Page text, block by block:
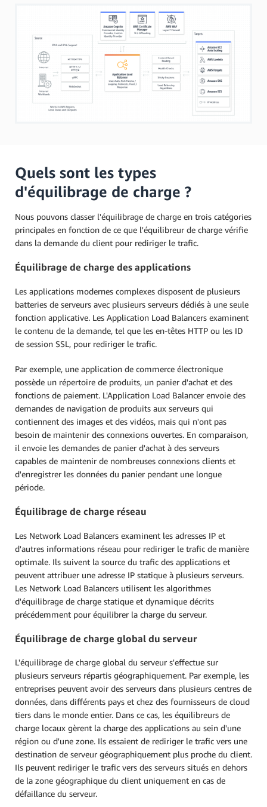
Quels sont les types
d'équilibrage de charge ?
Nous pouvons classer l'équilibrage de charge en trois catégories
principales en fonction de ce que l'équilibreur de charge vérifie
dans la demande du client pour rediriger le trafic.
Équilibrage de charge des applications
Les applications modernes complexes disposent de plusieurs
batteries de serveurs avec plusieurs serveurs dédiés à une seule
fonction applicative. Les Application Load Balancers examinent
le contenu de la demande, tel que les en-têtes HTTP ou les ID
de session SSL, pour rediriger le trafic.
Par exemple, une application de commerce électronique
possède un répertoire de produits, un panier d'achat et des
fonctions de paiement. L'Application Load Balancer envoie des
demandes de navigation de produits aux serveurs qui
contiennent des images et des vidéos, mais qui n'ont pas
besoin de maintenir des connexions ouvertes. En comparaison,
il envoie les demandes de panier d'achat à des serveurs
capables de maintenir de nombreuses connexions clients et
d'enregistrer les données du panier pendant une longue
période.
Équilibrage de charge réseau
Les Network Load Balancers examinent les adresses IP et
d'autres informations réseau pour rediriger le trafic de manière
optimale. Ils suivent la source du trafic des applications et
peuvent attribuer une adresse IP statique à plusieurs serveurs.
Les Network Load Balancers utilisent les algorithmes
d'équilibrage de charge statique et dynamique décrits
précédemment pour équilibrer la charge du serveur.
Équilibrage de charge global du serveur
L'équilibrage de charge global du serveur s'effectue sur
plusieurs serveurs répartis géographiquement. Par exemple, les
entreprises peuvent avoir des serveurs dans plusieurs centres de
données, dans différents pays et chez des fournisseurs de cloud
tiers dans le monde entier. Dans ce cas, les équilibreurs de
charge locaux gèrent la charge des applications au sein d'une
région ou d'une zone. Ils essaient de rediriger le trafic vers une
destination de serveur géographiquement plus proche du client.
Ils peuvent rediriger le trafic vers des serveurs situés en dehors
de la zone géographique du client uniquement en cas de
défaillance du serveur.